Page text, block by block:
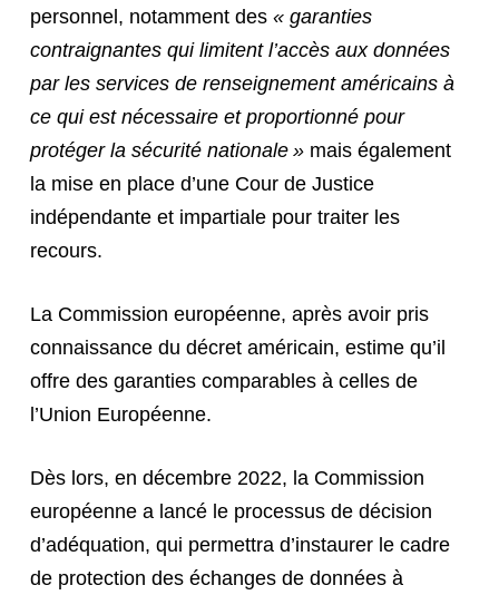
personnel, notamment des « garanties
contraignantes qui limitent l’accès aux données
par les services de renseignement américains à
ce qui est nécessaire et proportionné pour
protéger la sécurité nationale »mais également
la mise en place d’une Cour de Justice
indépendante et impartiale pour traiter les
recours.
La Commission européenne, après avoir pris
connaissance du décret américain, estime qu’il
offre des garanties comparables à celles de
l’Union Européenne.
Dès lors, en décembre 2022, la Commission
européenne a lancé le processus de décision
d’adéquation, qui permettra d’instaurer le cadre
de protection des échanges de données à